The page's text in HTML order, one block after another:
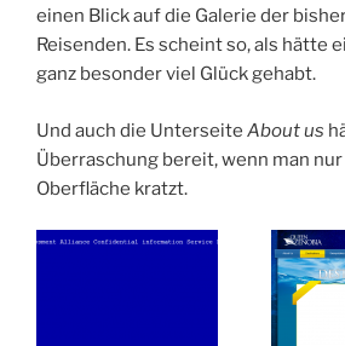
einen Blick auf die Galerie der
Reisenden. Es scheint so, als hätte
ganz besonder viel Glück gehabt.
Und auch die Unterseite About us
Überraschung bereit, wenn man
Oberfläche kratzt.